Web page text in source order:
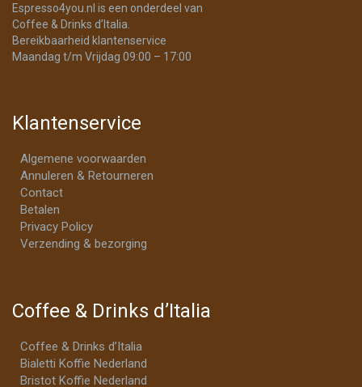
Espresso4you.nl is een onderdeel van
Coffee & Drinks d’Italia.
Bereikbaarheid klantenservice
Maandag t/m Vrijdag 09:00 – 17:00
Klantenservice
Algemene voorwaarden
Annuleren & Retourneren
Contact
Betalen
Privacy Policy
Verzending & bezorging
Coffee & Drinks d’Italia
Coffee & Drinks d’Italia
Bialetti Koffie Nederland
Bristot Koffie Nederland